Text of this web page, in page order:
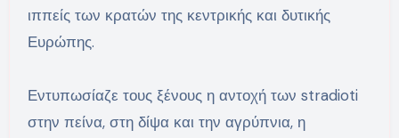
ιππείς των κρατών της κεντρικής και δυτικής
Ευρώπης.
Εντυπωσίαζε τους ξένους η αντοχή των stradioti
στην πείνα, στη δίψα και την αγρύπνια, η